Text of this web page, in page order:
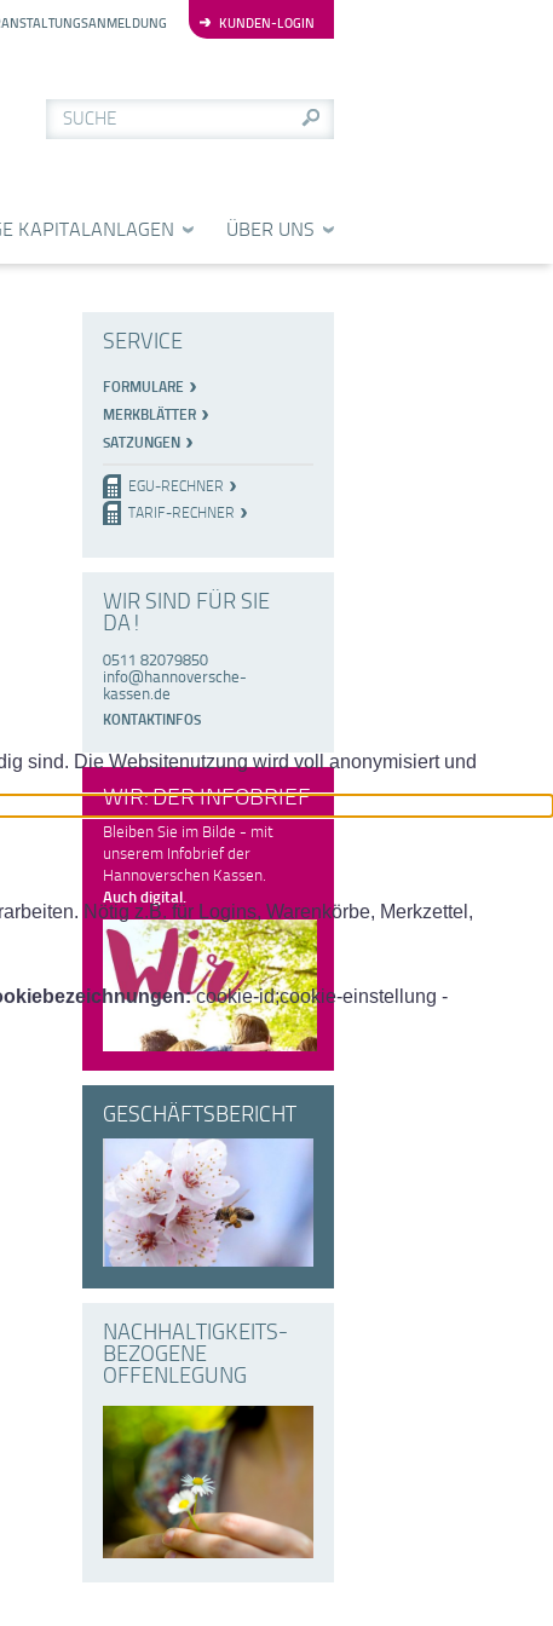
sind. Die Websitenutzung wird voll anonymisiert und
Nötig z.B. für Logins, Warenkörbe, Merkzettel,
cookie-id;cookie-einstellung -
KUNDEN-LOGIN
KAPITALANLAGEN ÜBER UNS
SERVICE
FORMULARE
MERKBLÄTTER
SATZUNGEN
EGU-RECHNER
TARIF-RECHNER
WIR SIND FÜR SIE
DA!
0511 82079850
info@hannoversche-
kassen.de
KONTAKTINFOS
WIR: DER INFOBRIEF
Bleiben Sie im Bilde - mit
unserem Infobrief der
Hannoverschen Kassen.
Auch digital.
GESCHÄFTSBERICHT
NACHHALTIGKEITS­
BEZOGENE
OFFENLEGUNG